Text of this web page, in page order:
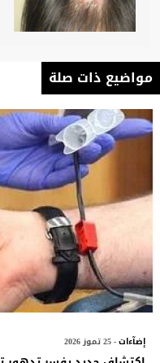
مواضيع ذات صلة
إضآءات- 25 تموز 2026